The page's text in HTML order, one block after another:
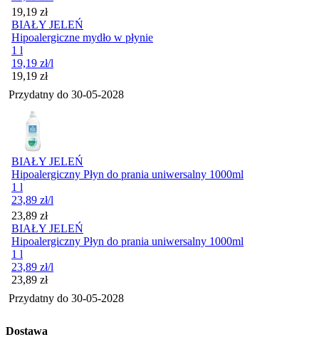
Cena
19,19 zł
BIAŁY JELEŃ
Hipoalergiczne mydło w płynie
1 l
19,19 zł/l
Cena
19,19 zł
Przydatny do 30-05-2028
BIAŁY JELEŃ
Hipoalergiczny Płyn do prania uniwersalny 1000ml
1 l
23,89 zł/l
Cena
23,89 zł
BIAŁY JELEŃ
Hipoalergiczny Płyn do prania uniwersalny 1000ml
1 l
23,89 zł/l
Cena
23,89 zł
Przydatny do 30-05-2028
Dostawa